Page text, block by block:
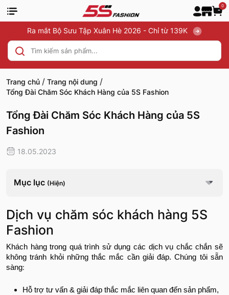
0
Ra mắt Bộ Sưu Tập Xuân Hè 2026 - Chỉ từ 139K
Trang chủ / Trang nội dung /
Tổng Đài Chăm Sóc Khách Hàng của 5S Fashion
Tổng Đài Chăm Sóc Khách Hàng của 5S
Fashion
18.05.2023
Mục lục (Hiện)
Dịch vụ chăm sóc khách hàng 5S
Fashion
Khách hàng trong quá trình sử dụng các dịch vụ chắc chắn sẽ
không tránh khỏi những thắc mắc cần giải đáp. Chúng tôi sẵn
sàng:
Hỗ trợ tư vấn & giải đáp thắc mắc liên quan đến sản phẩm,